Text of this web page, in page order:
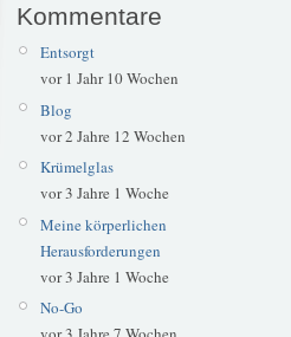
Kommentare
Entsorgt
vor 1 Jahr 10 Wochen
Blog
vor 2 Jahre 12 Wochen
Krümelglas
vor 3 Jahre 1 Woche
Meine körperlichen
Herausforderungen
vor 3 Jahre 1 Woche
No-Go